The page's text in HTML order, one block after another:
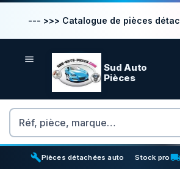
--- >>> Catalogue de pièces

Sud Auto
Pièces
Rechercher
buildPièces détachées auto Stock pro